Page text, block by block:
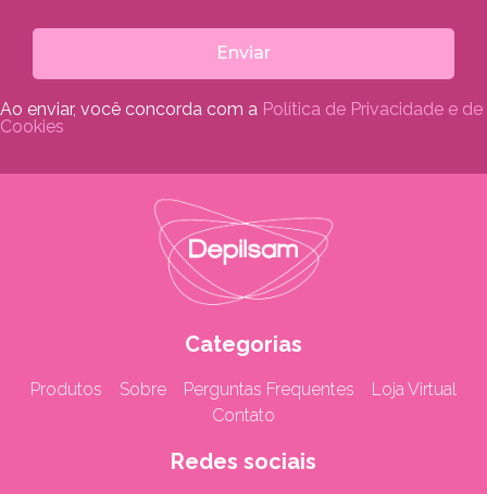
Enviar
Ao enviar, você concorda com a Política de Privacidade e de
Cookies
Categorias
Produtos Sobre Perguntas Frequentes
Loja Virtual
Contato
Redes sociais